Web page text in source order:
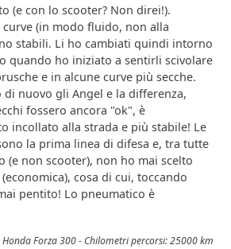
(e con lo scooter? Non direi!).
curve (in modo fluido, non alla
stabili. Li ho cambiati quindi intorno
quando ho iniziato a sentirli scivolare
e in alcune curve più secche.
di nuovo gli Angel e la differenza,
fossero ancora "ok", è
incollato alla strada e più stabile! Le
la prima linea di difesa e, tra tutte
(e non scooter), non ho mai scelto
cosa di cui, toccando
pentito! Lo pneumatico è
Forza 300 - Chilometri percorsi: 25000 km